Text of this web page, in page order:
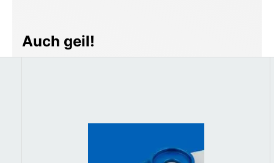
Produktgalerie überspringen
Auch geil!